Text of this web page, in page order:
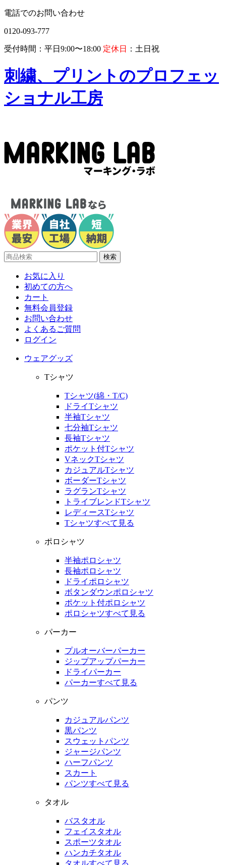
電話でのお問い合わせ
0120-093-777
受付時間：平日9:00〜18:00 定休日 ：土日祝
刺繍、プリントのプロフェッ
ショナル工房
お気に入り
初めての方へ
カート
無料会員登録
お問い合わせ
よくあるご質問
ログイン
ウェアグッズ
Tシャツ
Tシャツ(綿・T/C)
ドライTシャツ
半袖Tシャツ
七分袖Tシャツ
長袖Tシャツ
ポケット付Tシャツ
VネックTシャツ
カジュアルTシャツ
ボーダーTシャツ
ラグランTシャツ
トライブレンドTシャツ
レディースTシャツ
Tシャツすべて見る
ポロシャツ
半袖ポロシャツ
長袖ポロシャツ
ドライポロシャツ
ボタンダウンポロシャツ
ポケット付ポロシャツ
ポロシャツすべて見る
パーカー
プルオーバーパーカー
ジップアップパーカー
ドライパーカー
パーカーすべて見る
パンツ
カジュアルパンツ
黒パンツ
スウェットパンツ
ジャージパンツ
ハーフパンツ
スカート
パンツすべて見る
タオル
バスタオル
フェイスタオル
スポーツタオル
ハンカチタオル
タオルすべて見る